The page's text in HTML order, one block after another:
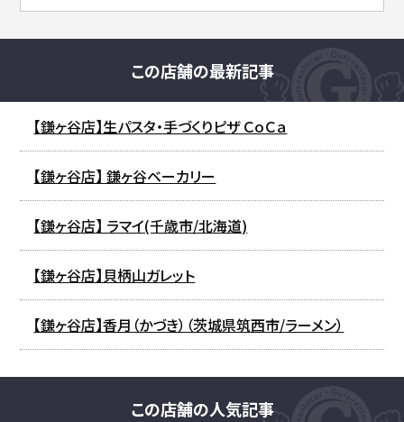
この店舗の最新記事
【鎌ヶ谷店】生パスタ・手づくりピザ ＣｏＣａ
【鎌ヶ谷店】 鎌ヶ谷ベーカリー
【鎌ヶ谷店】 ラマイ(千歳市/北海道)
【鎌ヶ谷店】貝柄山ガレット
【鎌ヶ谷店】香月（かづき）（茨城県筑西市/ラーメン）
この店舗の人気記事